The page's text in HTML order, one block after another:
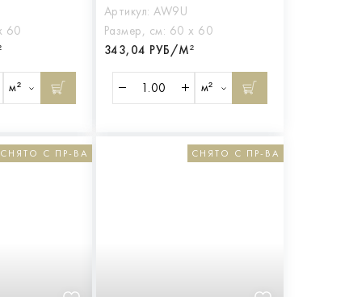
60
м²
Артикул:AW9U
Размер, см: 60 х 60
343,04 РУБ/М²
м²
СНЯТО С ПР-ВА СНЯТО С ПР-ВА